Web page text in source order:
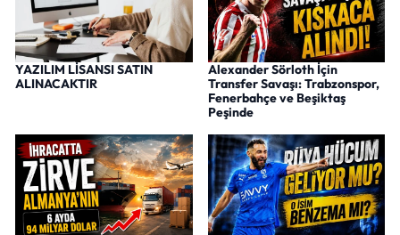
YAZILIM LİSANSI SATIN
ALINACAKTIR
Alexander Sörloth İçin
Transfer Savaşı: Trabzonspor,
Fenerbahçe ve Beşiktaş
Peşinde